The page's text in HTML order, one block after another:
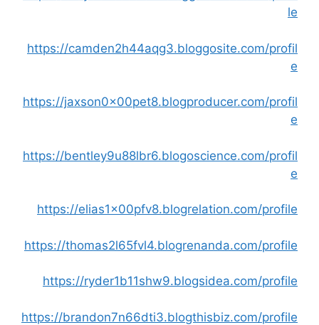
le
https://camden2h44aqg3.bloggosite.com/profil
e
https://jaxson0x00pet8.blogproducer.com/profil
e
https://bentley9u88lbr6.blogoscience.com/profil
e
https://elias1x00pfv8.blogrelation.com/profile
https://thomas2l65fvl4.blogrenanda.com/profile
https://ryder1b11shw9.blogsidea.com/profile
https://brandon7n66dti3.blogthisbiz.com/profile